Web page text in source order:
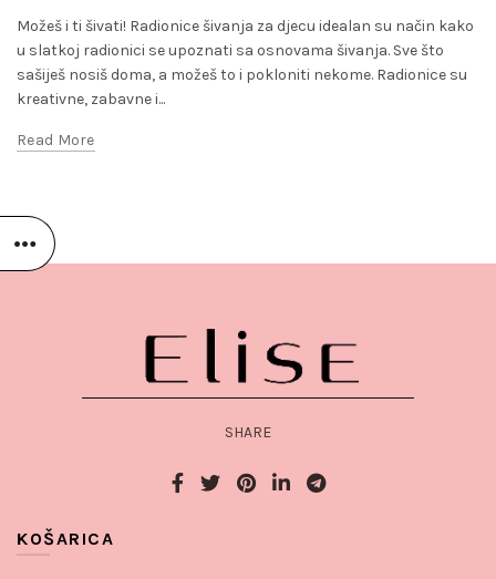
Možeš i ti šivati! Radionice šivanja za djecu idealan su način kako
u slatkoj radionici se upoznati sa osnovama šivanja. Sve što
sašiješ nosiš doma, a možeš to i pokloniti nekome. Radionice su
kreativne, zabavne i...
Read More
SHARE
KOŠARICA